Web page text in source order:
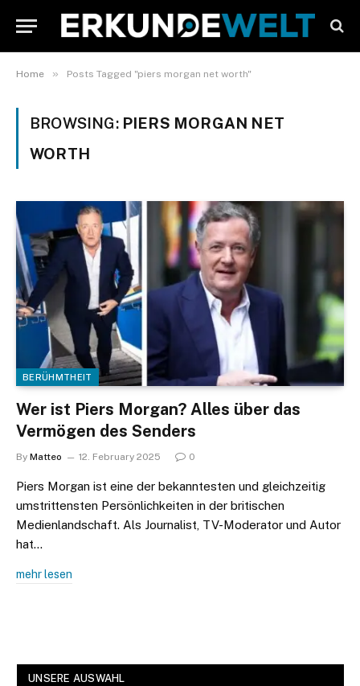
Home » Posts Tagged "piers morgan net worth"
BROWSING: PIERS MORGAN NET
WORTH
BERÜHMTHEIT
Wer ist Piers Morgan? Alles über das
Vermögen des Senders
By Matteo 12. February 2025 0
Piers Morgan ist eine der bekanntesten und gleichzeitig
umstrittensten Persönlichkeiten in der britischen
Medienlandschaft. Als Journalist, TV-Moderator und Autor
hat…
mehr lesen
UNSERE AUSWAHL